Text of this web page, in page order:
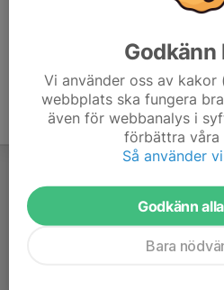
Godkänn
Vi använder oss av
webbplats ska fungera
även för webbanalys i
förbättra våra
Så använder
Godkänn
Bara